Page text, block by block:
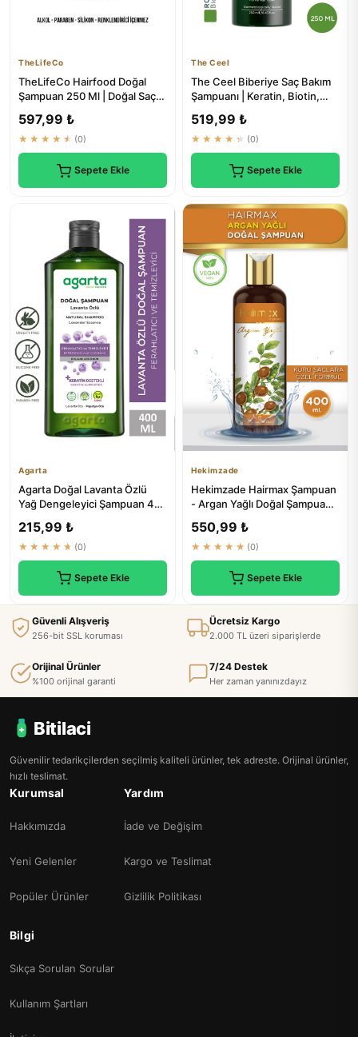
TheLifeCo
TheLifeCo Hairfood Doğal
Şampuan 250 Ml | Doğal Saç
597,99 ₺
★★★★★ (0)
Sepete Ekle
The Ceel
The Ceel Biberiye Saç Bakım
Şampuanı | Keratin, Biotin,
519,99 ₺
★★★★★ (0)
Sepete Ekle
Agarta
Agarta Doğal Lavanta Özlü
Yağ Dengeleyici Şampuan 400
215,99 ₺
★★★★★ (0)
Sepete Ekle
Hekimzade
Hekimzade Hairmax Şampuan
- Argan Yağlı Doğal Şampuan -
550,99 ₺
★★★★★ (0)
Sepete Ekle
Güvenli Alışveriş
256-bit SSL koruması
Ücretsiz Kargo
2.000 TL üzeri siparişlerde
Orijinal Ürünler
%100 orijinal garanti
7/24 Destek
Her zaman yanınızdayız
Bitilaci
Güvenilir tedarikçilerden seçilmiş kaliteli ürünler, tek adreste. Orijinal ürünler,
hızlı teslimat.
Kurumsal
Hakkımızda
Yeni Gelenler
Popüler Ürünler
Yardım
İade ve Değişim
Kargo ve Teslimat
Gizlilik Politikası
Bilgi
Sıkça Sorulan Sorular
Kullanım Şartları